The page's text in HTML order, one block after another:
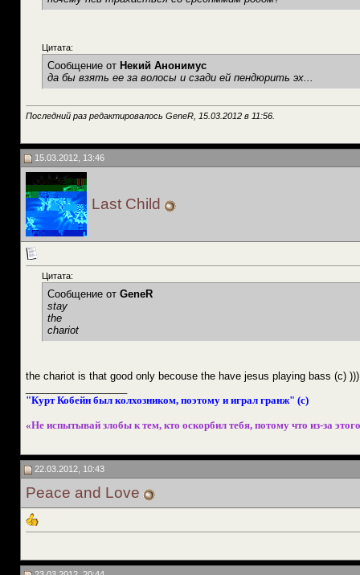
Цитата:
Сообщение от Некий Анонимус
да бы взять ее за волосы и сзади ей пендюрить эх...
Последний раз редактировалось GeneR, 15.03.2012 в 11:56
15.03.2012, 13:46
Last Child
Цитата:
Сообщение от GeneR
stay
the
chariot
the chariot is that good only becouse the have jesus playing bass (c) )))
"Курт Кобейн был колхозником, поэтому и играл гранж" (с)
«Не испытывай злобы к тем, кто оскорбил тебя, потому что из-за
22.03.2012, 10:43
Peace and Love